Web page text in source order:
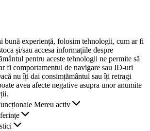
bună experiență, folosim tehnologii, cum ar fi
și/sau accesa informațiile despre
pentru aceste tehnologii ne permite să
fi comportamentul de navigare sau ID-uri
nu îți dai consimțământul sau îți retragi
avea afecte negative asupra unor anumite
Mereu activ